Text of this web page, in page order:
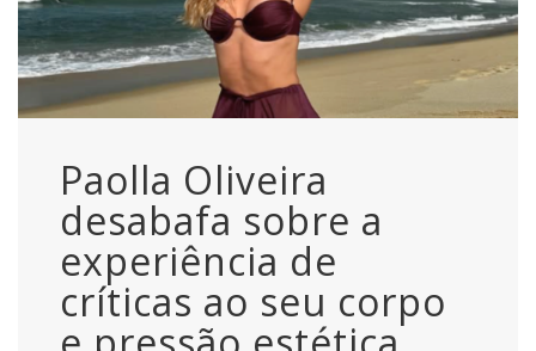
Paolla Oliveira
desabafa sobre a
experiência de
críticas ao seu corpo